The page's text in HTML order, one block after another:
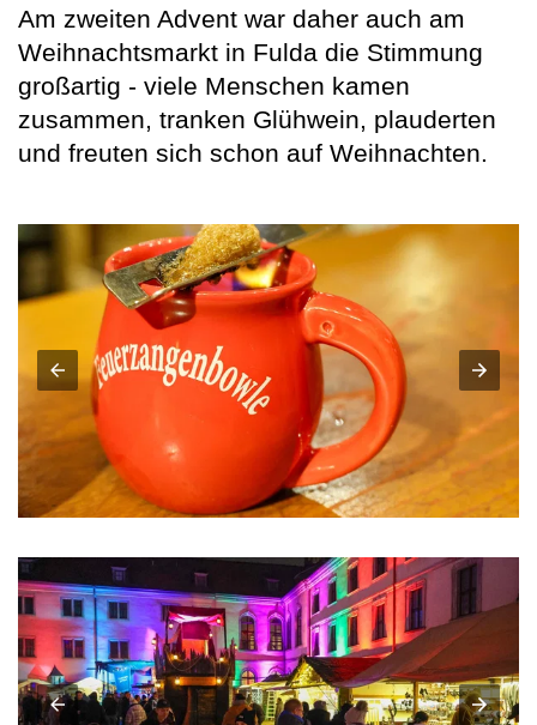
Am zweiten Advent war daher auch am
Weihnachtsmarkt in Fulda die Stimmung
großartig - viele Menschen kamen
zusammen, tranken Glühwein, plauderten
und freuten sich schon auf Weihnachten.